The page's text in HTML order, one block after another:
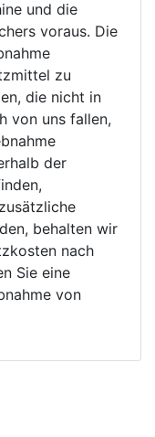
und die
voraus. Die
zu
die nicht in
von uns fallen,
der
behalten wir
nach
Sie eine
von